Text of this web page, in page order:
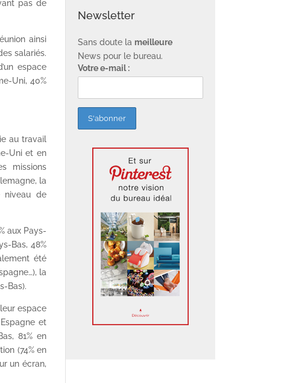
pas de
ainsi
salariés.
espace
Uni, 40%
au travail
Uni et en
missions
la
niveau de
aux Pays-
Bas, 48%
été
la
Bas).
espace
et
81% en
(74% en
un écran,
Newsletter
Sans doute la meilleure
News pour le bureau.
Votre e-mail :